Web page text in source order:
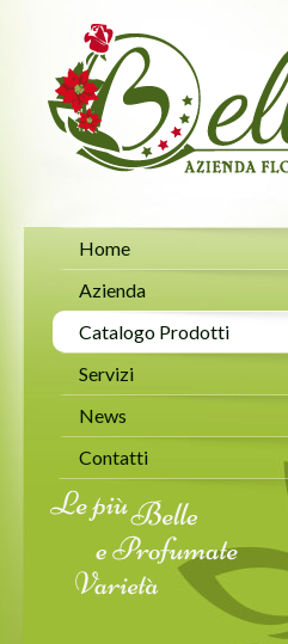
Home
Azienda
Catalogo Prodotti
Servizi
News
Contatti